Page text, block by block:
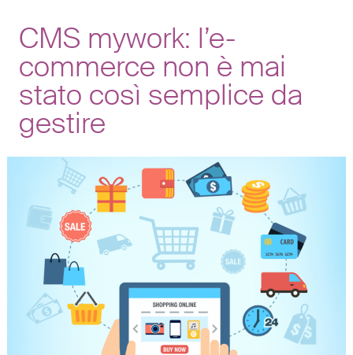
CMS mywork: l’e-
commerce non è mai
stato così semplice da
gestire